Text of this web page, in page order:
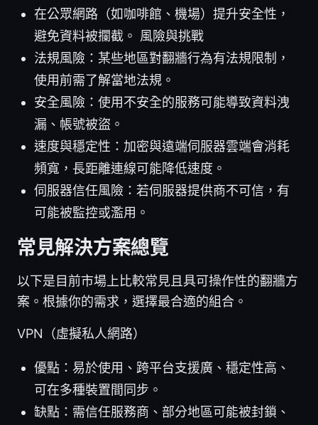
在公眾網路（如咖啡館、機場）提升安全性，
避免資料被攔截。 風險與挑戰
法規風險：某些地區對翻牆行為有法規限制，
使用前需了解當地法規。
安全風險：使用不安全的服務可能導致資料洩
漏、帳號被盜。
速度與穩定性：加密與遠端伺服器雲端會消耗
頻寬，長距離連線可能降低速度。
伺服器信任風險：若伺服器提供商不可信，有
可能被監控或濫用。
常見解決方案總覽
以下是目前市場上比較常見且具可操作性的翻牆方
案。根據你的需求，選擇最合適的組合。
VPN（虛擬私人網路）
優點：易於使用、跨平台支援廣、穩定性高、
可在多種裝置間同步。
缺點：需信任服務商、部分地區可能被封鎖、